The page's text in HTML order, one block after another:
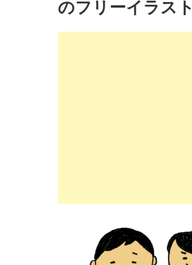
のフリーイラスト